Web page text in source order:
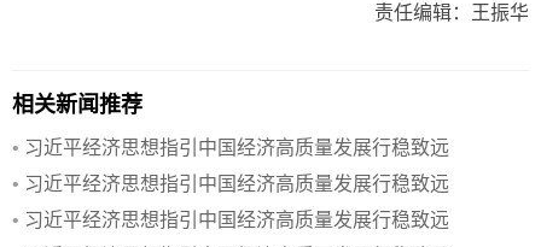
责任编辑：王振华
相关新闻推荐
• 习近平经济思想指引中国经济高质量发展行稳致远
• 习近平经济思想指引中国经济高质量发展行稳致远
• 习近平经济思想指引中国经济高质量发展行稳致远